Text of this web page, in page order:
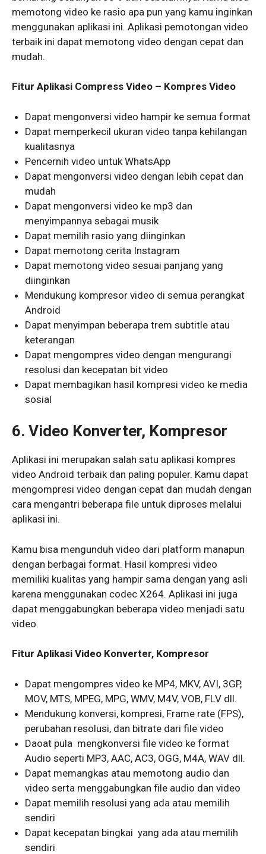
memotong video ke rasio apa pun yang kamu inginkan
menggunakan aplikasi ini. Aplikasi pemotongan video
terbaik ini dapat memotong video dengan cepat dan
mudah.
Fitur Aplikasi Compress Video – Kompres Video
Dapat mengonversi video hampir ke semua format
Dapat memperkecil ukuran video tanpa kehilangan
kualitasnya
Pencernih video untuk WhatsApp
Dapat mengonversi video dengan lebih cepat dan
mudah
Dapat mengonversi video ke mp3 dan
menyimpannya sebagai musik
Dapat memilih rasio yang diinginkan
Dapat memotong cerita Instagram
Dapat memotong video sesuai panjang yang
diinginkan
Mendukung kompresor video di semua perangkat
Android
Dapat menyimpan beberapa trem subtitle atau
keterangan
Dapat mengompres video dengan mengurangi
resolusi dan kecepatan bit video
Dapat membagikan hasil kompresi video ke media
sosial
6. Video Konverter, Kompresor
Aplikasi ini merupakan salah satu aplikasi kompres
video Android terbaik dan paling populer. Kamu dapat
mengompresi video dengan cepat dan mudah dengan
cara mengantri beberapa file untuk diproses melalui
aplikasi ini.
Kamu bisa mengunduh video dari platform manapun
dengan berbagai format. Hasil kompresi video
memiliki kualitas yang hampir sama dengan yang asli
karena menggunakan codec X264. Aplikasi ini juga
dapat menggabungkan beberapa video menjadi satu
video.
Fitur Aplikasi Video Konverter, Kompresor
Dapat mengompres video ke MP4, MKV, AVI, 3GP,
MOV, MTS, MPEG, MPG, WMV, M4V, VOB, FLV dll.
Mendukung konversi, kompresi, Frame rate (FPS),
perubahan resolusi, dan bitrate dari file video
Daoat pula mengkonversi file video ke format
Audio seperti MP3, AAC, AC3, OGG, M4A, WAV dll.
Dapat memangkas atau memotong audio dan
video serta menggabungkan file audio dan video
Dapat memilih resolusi yang ada atau memilih
sendiri
Dapat kecepatan bingkai yang ada atau memilih
sendiri